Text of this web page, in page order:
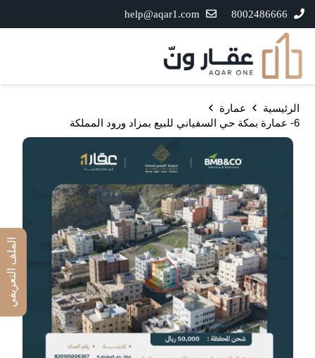
8002486666
help@aqar1.com
الرئيسية
عمارة
6- عمارة بمكة حي السفياني للبيع بمزاد ورود المملكة
الملف التعريفي